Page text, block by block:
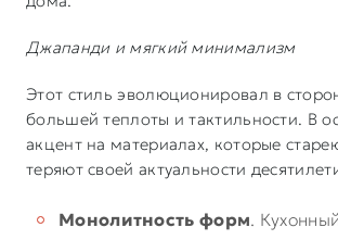
Джапанди и мягкий минимализм
Этот стиль эволюционировал в
большей теплоты и тактильности. В
акцент на материалах, которые
теряют своей актуальности
Монолитность форм.